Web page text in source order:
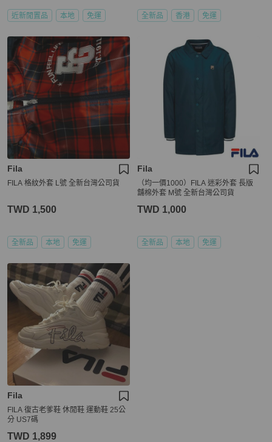
近新閒置品 本地 免運 全新品 香港 免運
Fila
FILA 格紋外套 L號 全新台灣公司貨
TWD 1,500
全新品 本地 免運
Fila
（均一價1000）FILA 迷彩外套 長版
舖棉外套 M號 全新台灣公司貨
TWD 1,000
全新品 本地 免運
Fila
FILA 復古老爹鞋 休閒鞋 運動鞋 25公
分 US7碼
TWD 1,899